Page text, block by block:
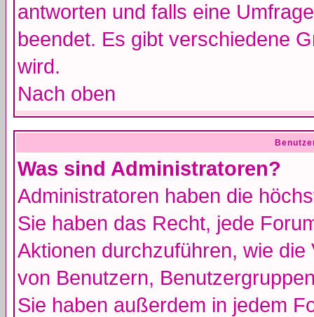
antworten und falls eine
beendet. Es gibt verschiedene
wird.
Nach oben
Was sind Administratoren?
Administratoren haben die
Sie haben das Recht, jede
Aktionen durchzuführen, wie
von Benutzern,
Sie haben außerdem in jedem